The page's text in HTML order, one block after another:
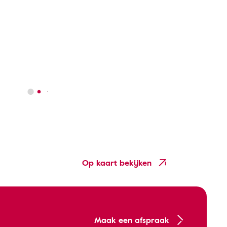
Op kaart bekijken
Maak een afspraak